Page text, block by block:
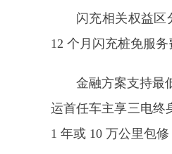
闪充相关权益区
12 个月闪充桩免服
金融方案支持最
运首任车主享三电终
1 年或 10 万公里包修